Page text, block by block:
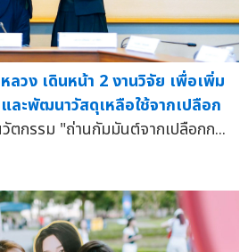
วง เดินหน้า 2 งานวิจัย เพื่อเพิ่ม
ละพัฒนาวัสดุเหลือใช้จากเปลือก
กรรม "ถ่านกัมมันต์จากเปลือกก...